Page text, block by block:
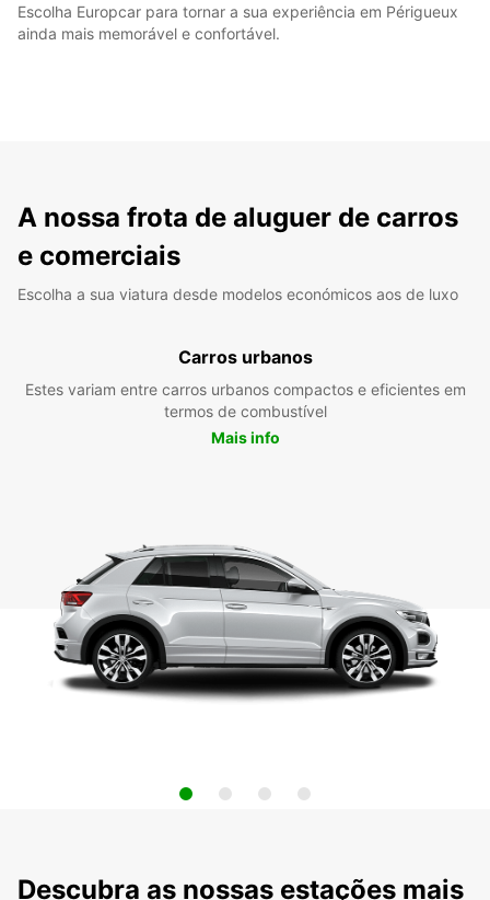
Escolha Europcar para tornar a sua experiência em Périgueux
ainda mais memorável e confortável.
A nossa frota de aluguer de carros
e comerciais
Escolha a sua viatura desde modelos económicos aos de luxo
Carros urbanos
Estes variam entre carros urbanos compactos e eficientes em
termos de combustível
Mais info
Descubra as nossas estações mais